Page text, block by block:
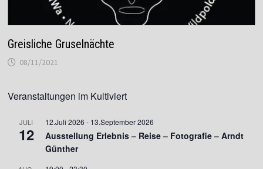
Greisliche Gruselnächte
08/11/2021
Veranstaltungen im Kultiviert
JULI
12
12.Juli 2026 - 13.September 2026
Ausstellung Erlebnis – Reise – Fotografie – Arndt
Günther